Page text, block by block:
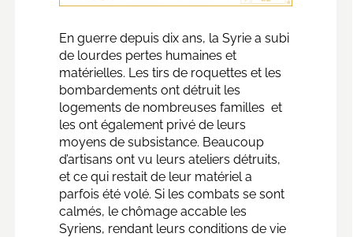
En guerre depuis dix ans, la Syrie a subi
de lourdes pertes humaines et
matérielles. Les tirs de roquettes et les
bombardements ont détruit les
logements de nombreuses familles et
les ont également privé de leurs
moyens de subsistance. Beaucoup
d’artisans ont vu leurs ateliers détruits,
et ce qui restait de leur matériel a
parfois été volé. Si les combats se sont
calmés, le chômage accable les
Syriens, rendant leurs conditions de vie